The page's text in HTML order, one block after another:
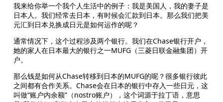
我来给你举一个我个人生活中的例子：我是美国人，我的妻子是
日本人。我们经常去日本，有时候会汇款到日本。那么我们把美
元汇到日本兑换成日元是如何运作的呢？
通常情况下，这个过程涉及两个银行。我们在Chase银行开户，
她的家人在日本最大的银行之一MUFG（三菱日联金融集团）开
户。
那么钱是如何从Chase转移到日本的MUFG的呢？很多银行彼此
之间都有合作关系。Chase会在日本的银行中存入一些日元，这
叫做“账户内余额”（nostro账户），这个词源于拉丁语，意思